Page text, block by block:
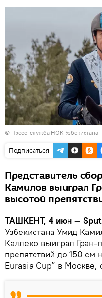
© Пресс-служба НОК Узбекистана
Подписаться
Представитель
Камилов выиграл
высотой
ТАШКЕНТ, 4 июн —
Узбекистана Умид
Каллеко выиграл Гран-
препятствий до 150 см
Eurasia Cup” в Москве,